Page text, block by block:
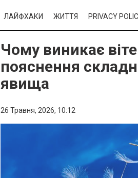
ЛАЙФХАКИ ЖИТТЯ PRIVACY
Чому виникає
пояснення
явища
26 Травня, 2026, 10:12